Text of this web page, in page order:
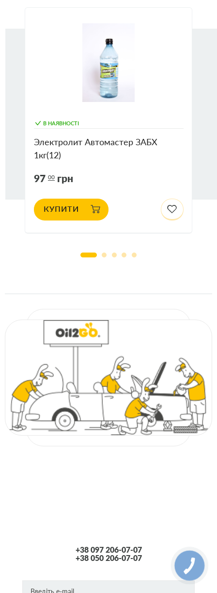
В НАЯВНОСТІ
Электролит Автомастер ЗАБХ
1кг(12)
97 00 грн
КУПИТИ
+38 097 206-07-07
+38 050 206-07-07